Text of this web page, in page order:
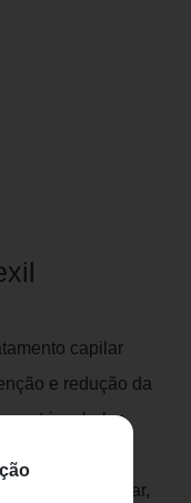
capilar
e redução da
nutrir cabelos
à queda, sua
o folículo capilar,